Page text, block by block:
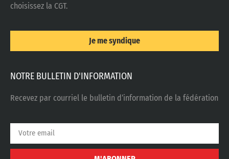
choisissez la CGT.
Je me syndique
NOTRE BULLETIN D'INFORMATION
Recevez par courriel le bulletin d’information de la fédération